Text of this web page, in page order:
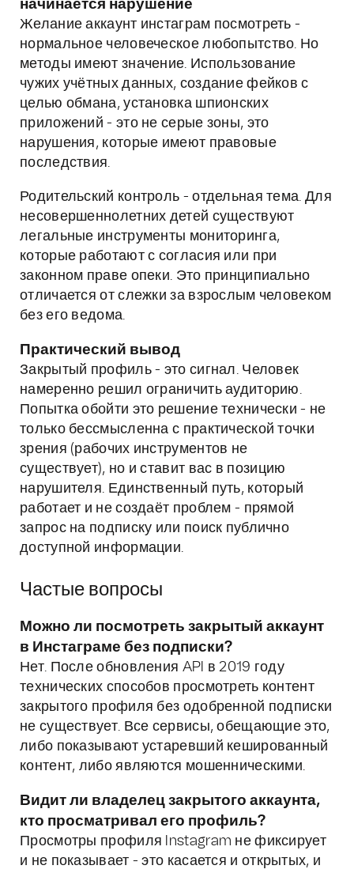
начинается нарушение
Желание аккаунт инстаграм посмотреть -
нормальное человеческое любопытство. Но
методы имеют значение. Использование
чужих учётных данных, создание фейков с
целью обмана, установка шпионских
приложений - это не серые зоны, это
нарушения, которые имеют правовые
последствия.
Родительский контроль - отдельная тема. Для
несовершеннолетних детей существуют
легальные инструменты мониторинга,
которые работают с согласия или при
законном праве опеки. Это принципиально
отличается от слежки за взрослым человеком
без его ведома.
Практический вывод
Закрытый профиль - это сигнал. Человек
намеренно решил ограничить аудиторию.
Попытка обойти это решение технически - не
только бессмысленна с практической точки
зрения (рабочих инструментов не
существует), но и ставит вас в позицию
нарушителя. Единственный путь, который
работает и не создаёт проблем - прямой
запрос на подписку или поиск публично
доступной информации.
Частые вопросы
Можно ли посмотреть закрытый аккаунт
в Инстаграме без подписки?
Нет. После обновления API в 2019 году
технических способов просмотреть контент
закрытого профиля без одобренной подписки
не существует. Все сервисы, обещающие это,
либо показывают устаревший кешированный
контент, либо являются мошенническими.
Видит ли владелец закрытого аккаунта,
кто просматривал его профиль?
Просмотры профиля Instagram не фиксирует
и не показывает - это касается и открытых, и